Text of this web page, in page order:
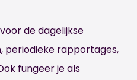
de dagelijkse
periodieke rapportages,
fungeer je als